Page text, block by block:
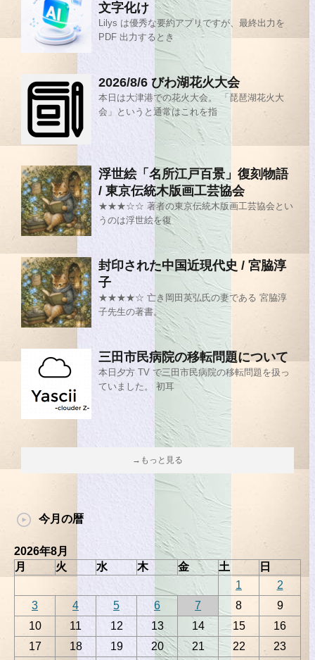
文字化け
Lilys は優秀な要約アプリですが、最終出力を
PDF 出力するとき
2026/8/6 びわ湖花火大会
本日は大津港での花火大会。 「琵琶湖花火大
会」というと通常はこれを指
浮世絵「名所江戸百景」復刻物語
/ 東京伝統木版画工芸協会
★★★☆☆ 著者の東京伝統木版画工芸協会とい
うのは浮世絵を復
封印された中国近現代史 / 宮脇淳
子
★★★★☆ 亡き岡田英弘氏の妻である 宮脇淳
子先生の著書。
三田市民病院の移転問題について
本日夕方 TV で三田市民病院の移転問題を扱っ
ていました。 初耳
→もっと見る
今月の暦
2026年8月
月
火 水 木 金 土
日
1
2
3
4 5 6 7 8
9
10
11 12 13 14 15
16
17
18 19 20 21 22
23